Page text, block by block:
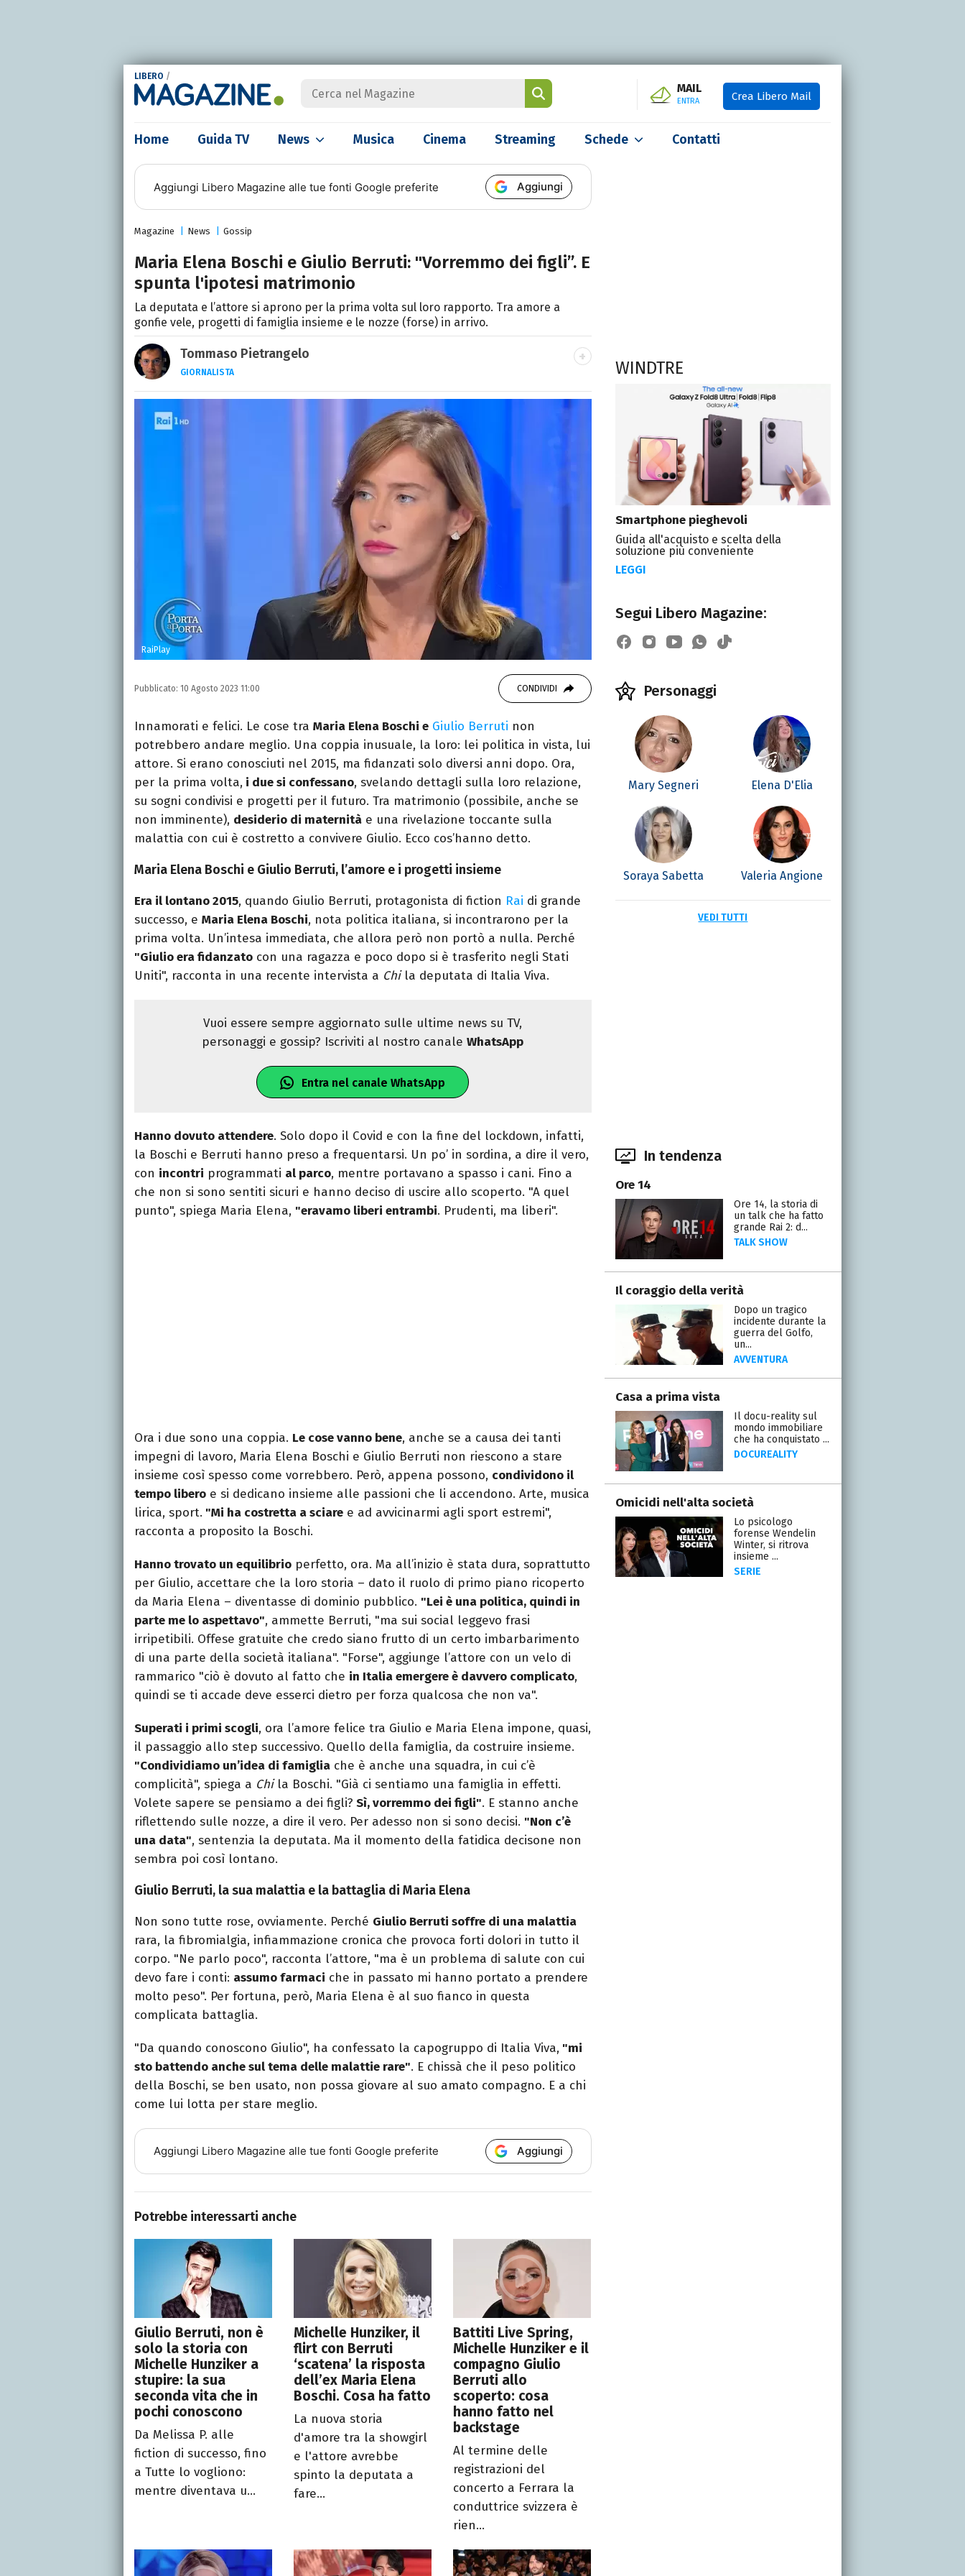
LIBERO /
MAIL
ENTRA Crea Libero Mail
Home Guida TV News Musica Cinema Streaming Schede Contatti
Aggiungi Libero Magazine alle tue fonti Google preferite Aggiungi
Magazine News Gossip
Maria Elena Boschi e Giulio Berruti: "Vorremmo dei figli”. E
spunta l'ipotesi matrimonio
La deputata e l’attore si aprono per la prima volta sul loro rapporto. Tra amore a
gonfie vele, progetti di famiglia insieme e le nozze (forse) in arrivo.
Tommaso Pietrangelo
GIORNALISTA
Autore, giornalista, cantautore. Laureato in Letterature Straniere, è
appassionato di cinema, poesia e Shakespeare. Scrive canzoni e ama i
RaiPlay
Pubblicato: 10 Agosto 2023 11:00 CONDIVIDI
Innamorati e felici. Le cose tra Maria Elena Boschi e Giulio Berruti non
potrebbero andare meglio. Una coppia inusuale, la loro: lei politica in vista, lui
attore. Si erano conosciuti nel 2015, ma fidanzati solo diversi anni dopo. Ora,
per la prima volta, i due si confessano, svelando dettagli sulla loro relazione,
su sogni condivisi e progetti per il futuro. Tra matrimonio (possibile, anche se
non imminente), desiderio di maternità e una rivelazione toccante sulla
malattia con cui è costretto a convivere Giulio. Ecco cos’hanno detto.
Maria Elena Boschi e Giulio Berruti, l’amore e i progetti insieme
Era il lontano 2015, quando Giulio Berruti, protagonista di fiction Rai di grande
successo, e Maria Elena Boschi, nota politica italiana, si incontrarono per la
prima volta. Un’intesa immediata, che allora però non portò a nulla. Perché
"Giulio era fidanzato con una ragazza e poco dopo si è trasferito negli Stati
Uniti", racconta in una recente intervista a Chi la deputata di Italia Viva.
Vuoi essere sempre aggiornato sulle ultime news su TV,
personaggi e gossip? Iscriviti al nostro canaleWhatsApp
Entra nel canale WhatsApp
Hanno dovuto attendere. Solo dopo il Covid e con la fine del lockdown, infatti,
la Boschi e Berruti hanno preso a frequentarsi. Un po’ in sordina, a dire il vero,
con incontri programmati al parco, mentre portavano a spasso i cani. Fino a
che non si sono sentiti sicuri e hanno deciso di uscire allo scoperto. "A quel
punto", spiega Maria Elena, "eravamo liberi entrambi. Prudenti, ma liberi".
Ora i due sono una coppia. Le cose vanno bene, anche se a causa dei tanti
impegni di lavoro, Maria Elena Boschi e Giulio Berruti non riescono a stare
insieme così spesso come vorrebbero. Però, appena possono, condividono il
tempo libero e si dedicano insieme alle passioni che li accendono. Arte, musica
lirica, sport. "Mi ha costretta a sciare e ad avvicinarmi agli sport estremi",
racconta a proposito la Boschi.
Hanno trovato un equilibrio perfetto, ora. Ma all’inizio è stata dura, soprattutto
per Giulio, accettare che la loro storia – dato il ruolo di primo piano ricoperto
da Maria Elena – diventasse di dominio pubblico. "Lei è una politica, quindi in
parte me lo aspettavo", ammette Berruti, "ma sui social leggevo frasi
irripetibili. Offese gratuite che credo siano frutto di un certo imbarbarimento
di una parte della società italiana". "Forse", aggiunge l’attore con un velo di
rammarico "ciò è dovuto al fatto che in Italia emergere è davvero complicato,
quindi se ti accade deve esserci dietro per forza qualcosa che non va".
Superati i primi scogli, ora l’amore felice tra Giulio e Maria Elena impone, quasi,
il passaggio allo step successivo. Quello della famiglia, da costruire insieme.
"Condividiamo un’idea di famiglia che è anche una squadra, in cui c’è
complicità", spiega a Chi la Boschi. "Già ci sentiamo una famiglia in effetti.
Volete sapere se pensiamo a dei figli? Sì, vorremmo dei figli". E stanno anche
riflettendo sulle nozze, a dire il vero. Per adesso non si sono decisi. "Non c’è
una data", sentenzia la deputata. Ma il momento della fatidica decisone non
sembra poi così lontano.
Giulio Berruti, la sua malattia e la battaglia di Maria Elena
Non sono tutte rose, ovviamente. Perché Giulio Berruti soffre di una malattia
rara, la fibromialgia, infiammazione cronica che provoca forti dolori in tutto il
corpo. "Ne parlo poco", racconta l’attore, "ma è un problema di salute con cui
devo fare i conti: assumo farmaci che in passato mi hanno portato a prendere
molto peso". Per fortuna, però, Maria Elena è al suo fianco in questa
complicata battaglia.
"Da quando conoscono Giulio", ha confessato la capogruppo di Italia Viva, "mi
sto battendo anche sul tema delle malattie rare". E chissà che il peso politico
della Boschi, se ben usato, non possa giovare al suo amato compagno. E a chi
come lui lotta per stare meglio.
Aggiungi Libero Magazine alle tue fonti Google preferite Aggiungi
Potrebbe interessarti anche
Giulio Berruti, non è
solo la storia con
Michelle Hunziker a
stupire: la sua
seconda vita che in
pochi conoscono
Da Melissa P. alle
fiction di successo, fino
a Tutte lo vogliono:
mentre diventava u...
Michelle Hunziker, il
flirt con Berruti
‘scatena’ la risposta
dell’ex Maria Elena
Boschi. Cosa ha fatto
La nuova storia
d'amore tra la showgirl
e l'attore avrebbe
spinto la deputata a
fare...
Battiti Live Spring,
Michelle Hunziker e il
compagno Giulio
Berruti allo
scoperto: cosa
hanno fatto nel
backstage
Al termine delle
registrazioni del
concerto a Ferrara la
conduttrice svizzera è
rien...
WINDTRE
Smartphone pieghevoli
Guida all'acquisto e scelta della
soluzione più conveniente
LEGGI
Segui Libero Magazine:
Personaggi
Mary Segneri Elena D'Elia
Soraya Sabetta Valeria Angione
VEDI TUTTI
In tendenza
Ore 14
Ore 14, la storia di
un talk che ha fatto
grande Rai 2: d...
TALK SHOW
Il coraggio della verità
Dopo un tragico
incidente durante la
guerra del Golfo,
un...
AVVENTURA
Casa a prima vista
Il docu-reality sul
mondo immobiliare
che ha conquistato ...
DOCUREALITY
Omicidi nell'alta società
Lo psicologo
forense Wendelin
Winter, si ritrova
insieme ...
SERIE